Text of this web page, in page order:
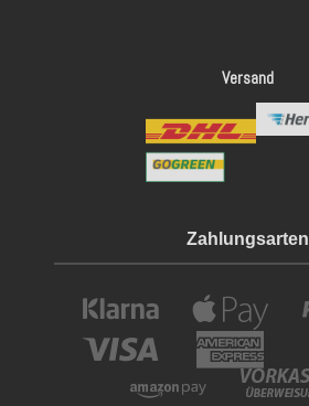
Versand
Zahlungsarten